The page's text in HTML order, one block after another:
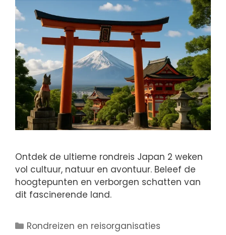
Ontdek de ultieme rondreis Japan 2 weken
vol cultuur, natuur en avontuur. Beleef de
hoogtepunten en verborgen schatten van
dit fascinerende land.
Rondreizen en reisorganisaties